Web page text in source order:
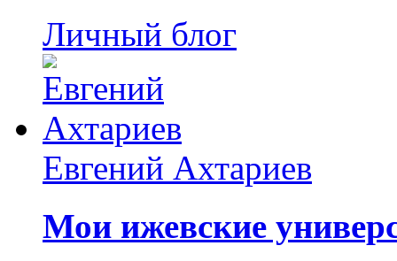
Личный блог
Евгений Ахтариев
Мои ижевские